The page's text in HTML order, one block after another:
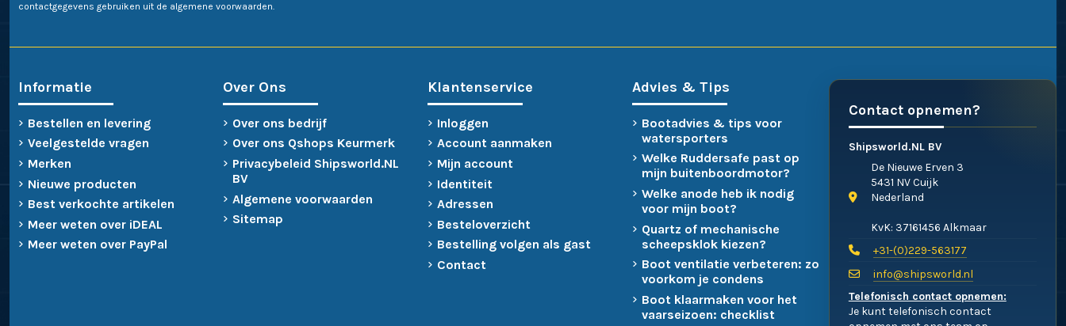
contactgegevens gebruiken uit de algemene voorwaarden.
Informatie
Bestellen en levering
Veelgestelde vragen
Merken
Nieuwe producten
Best verkochte artikelen
Meer weten over iDEAL
Meer weten over PayPal
Over Ons
Over ons bedrijf
Over ons Qshops Keurmerk
Privacybeleid Shipsworld.NL
BV
Algemene voorwaarden
Sitemap
Klantenservice
Inloggen
Account aanmaken
Mijn account
Identiteit
Adressen
Besteloverzicht
Bestelling volgen als gast
Contact
Advies & Tips
Bootadvies & tips voor
watersporters
Welke Ruddersafe past op
mijn buitenboordmotor?
Welke anode heb ik nodig
voor mijn boot?
Quartz of mechanische
scheepsklok kiezen?
Boot ventilatie verbeteren: zo
voorkom je condens
Boot klaarmaken voor het
vaarseizoen: checklist
Contact opnemen?
Shipsworld.NL BV
De Nieuwe Erven 3
5431 NV Cuijk
Nederland
KvK: 37161456 Alkmaar
+31-(0)229-563177
info@shipsworld.nl
Telefonisch contact opnemen:
Je kunt telefonisch contact